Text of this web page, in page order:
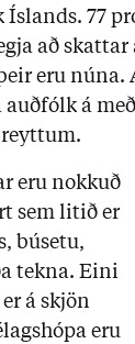
77
að skattar
eru núna.
á
eru nokkuð
sem litið er
búsetu,
tekna. Eini
á skjön
eru